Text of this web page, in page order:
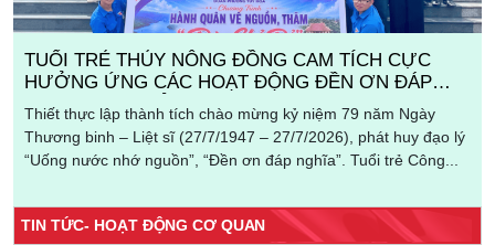
TIN TỨC- HOẠT ĐỘNG CƠ QUAN
TUỔI TRẺ THỦY NÔNG ĐỒNG CAM TÍCH CỰC
HƯỞNG ỨNG CÁC HOẠT ĐỘNG ĐỀN ƠN ĐÁP
NGHĨA NHÂN KỶ NIỆM 79 NĂM NGÀY THƯƠNG
BINH LIỆT SĨ (27/7/1947-27/7/2026)
Thiết thực lập thành tích chào mừng kỷ niệm 79 năm Ngày
Thương binh – Liệt sĩ (27/7/1947 – 27/7/2026), phát huy đạo lý
“Uống nước nhớ nguồn”, “Đền ơn đáp nghĩa”. Tuổi trẻ Công...